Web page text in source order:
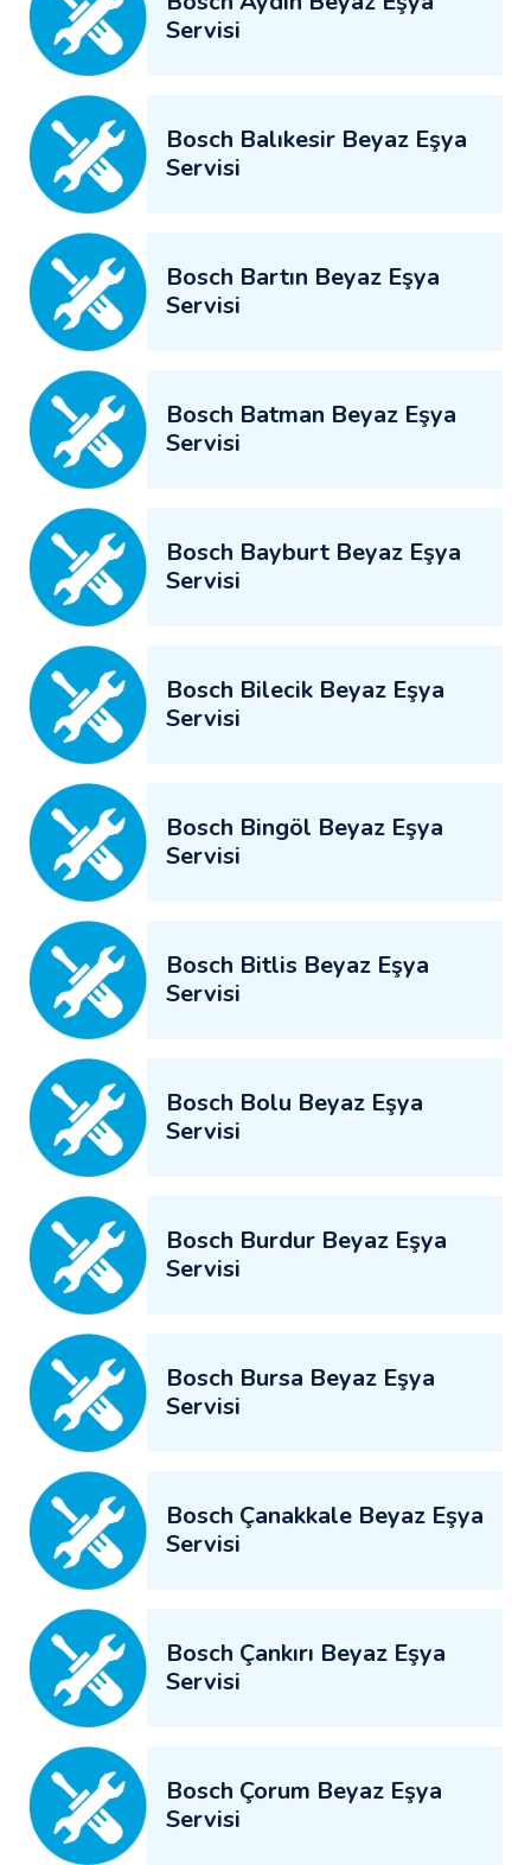
Servisi
Bosch Balıkesir Beyaz Eşya
Servisi
Bosch Bartın Beyaz Eşya
Servisi
Bosch Batman Beyaz Eşya
Servisi
Bosch Bayburt Beyaz Eşya
Servisi
Bosch Bilecik Beyaz Eşya
Servisi
Bosch Bingöl Beyaz Eşya
Servisi
Bosch Bitlis Beyaz Eşya
Servisi
Bosch Bolu Beyaz Eşya
Servisi
Bosch Burdur Beyaz Eşya
Servisi
Bosch Bursa Beyaz Eşya
Servisi
Bosch Çanakkale Beyaz Eşya
Servisi
Bosch Çankırı Beyaz Eşya
Servisi
Bosch Çorum Beyaz Eşya
Servisi